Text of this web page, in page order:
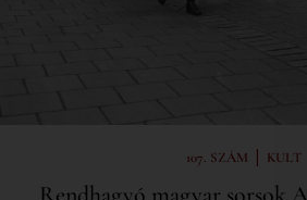
107. SZÁM | KULT